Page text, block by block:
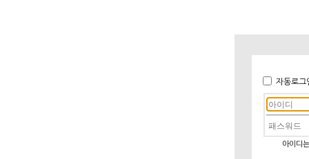
자동로그
아이디